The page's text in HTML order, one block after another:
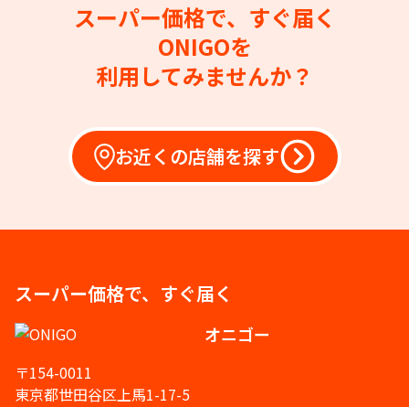
スーパー価格で、すぐ届く
ONIGOを
利用してみませんか？
お近くの店舗を探す
スーパー価格で、すぐ届く
オニゴー
〒154-0011
東京都世田谷区上馬1-17-5